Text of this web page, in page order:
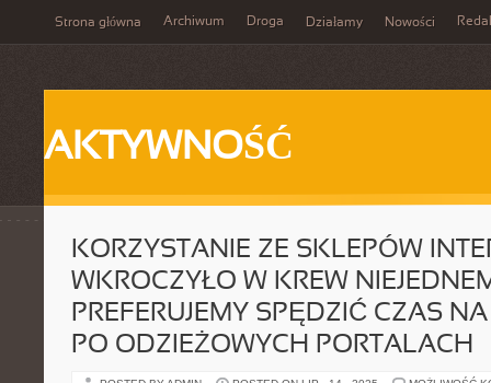
Strona główna Archiwum Droga Działamy Nowości
AKTYWNOŚĆ
KORZYSTANIE ZE SKLEPÓW
WKROCZYŁO W KREW
PREFERUJEMY SPĘDZIĆ CZAS
PO ODZIEŻOWYCH PORTALACH